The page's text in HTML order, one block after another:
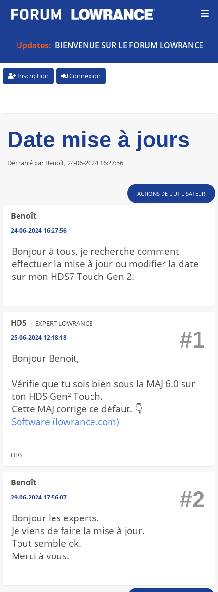
Updates: BIENVENUE SUR LE FORUM LOWRANCE
Inscription Connexion
Date mise à jours
Démarré par Benoît, 24-06-2024 16:27:56
ACTIONS DE L'UTILISATEUR
Benoît
24-06-2024 16:27:56
Bonjour à tous, je recherche comment
effectuer la mise à jour ou modifier la date
sur mon HDS7 Touch Gen 2.
HDS EXPERT LOWRANCE
25-06-2024 12:18:18 #1
Bonjour Benoit,
Vérifie que tu sois bien sous la MAJ 6.0 sur
ton HDS Gen² Touch.
Cette MAJ corrige ce défaut. 👇
Software (lowrance.com)
HDS
Benoît
29-06-2024 17:56:07 #2
Bonjour les experts.
Je viens de faire la mise à jour.
Tout semble ok.
Merci à vous.